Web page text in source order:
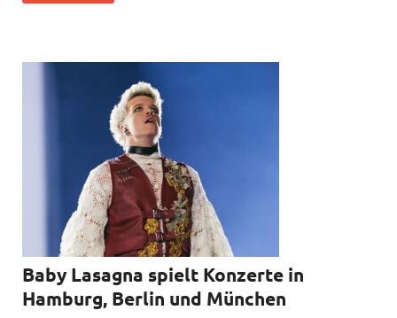
Baby Lasagna spielt Konzerte in
Hamburg, Berlin und München